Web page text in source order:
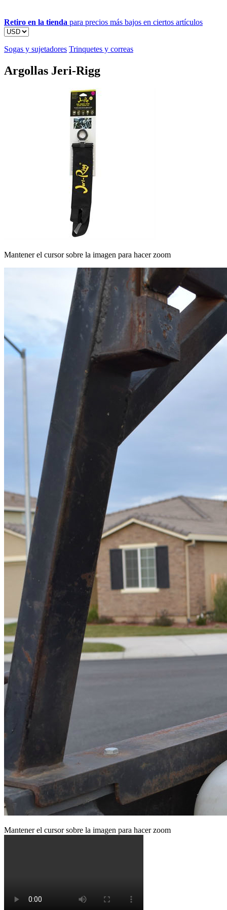
Retiro en la tienda para precios más bajos en ciertos artículos
Sogas y sujetadores Trinquetes y correas
Argollas Jeri-Rigg
Mantener el cursor sobre la imagen para hacer zoom
Mantener el cursor sobre la imagen para hacer zoom